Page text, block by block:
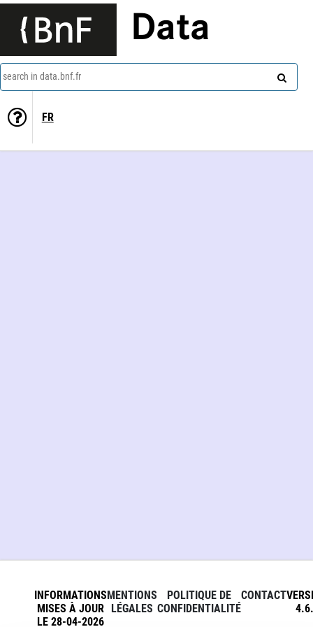
Data
search in data.bnf.fr
FR
INFORMATIONS
MISES À JOUR
LE 28-04-2026
MENTIONS
LÉGALES
POLITIQUE DE
CONFIDENTIALITÉ
CONTACT